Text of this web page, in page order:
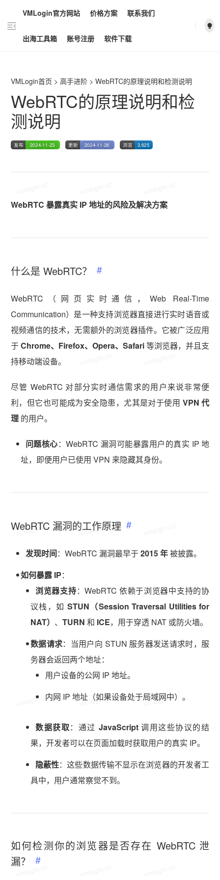
VMLogin官方网站 价格方案 联系我们
出海工具箱 账号注册 软件下载
VMLogin首页 > 高手进阶 > WebRTC的原理说明和检测说明
WebRTC的原理说明和检
测说明
发布 2024-11-23 更新 2024-11-26 浏览 3,625
WebRTC 暴露真实 IP 地址的风险及解决方案
什么是 WebRTC？
WebRTC（网页实时通信，Web Real-Time
Communication）是一种支持浏览器直接进行实时语音或
视频通信的技术，无需额外的浏览器插件。它被广泛应用
于Chrome、Firefox、Opera、Safari等浏览器，并且支
持移动端设备。
尽管 WebRTC 对部分实时通信需求的用户来说非常便
利，但它也可能成为安全隐患，尤其是对于使用 VPN 代
理 的用户。
问题核心：WebRTC 漏洞可能暴露用户的真实 IP 地
址，即便用户已使用 VPN 来隐藏其身份。
WebRTC 漏洞的工作原理
发现时间：WebRTC 漏洞最早于2015 年被披露。
如何暴露 IP：
浏览器支持：WebRTC 依赖于浏览器中支持的协
议栈，如 STUN（Session Traversal Utilities for
NAT） 、 TURN 和 ICE，用于穿透 NAT 或防火墙。
数据请求：当用户向 STUN 服务器发送请求时，服
务器会返回两个地址：
用户设备的公网 IP 地址。
内网 IP 地址（如果设备处于局域网中）。
数据获取：通过 JavaScript调用这些协议的结
果，开发者可以在页面加载时获取用户的真实 IP。
隐蔽性：这些数据传输不显示在浏览器的开发者工
具中，用户通常察觉不到。
如何检测你的浏览器是否存在 WebRTC 泄
漏？
vmlogin.cc vmlogin.cc vmlogin.cc
vmlogin.cc
vmlogin.cc vmlogin.cc
vmlogin.cc vmlogin.cc vmlogin.cc
vmlogin.cc